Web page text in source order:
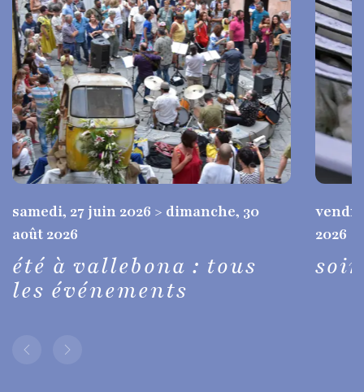
samedi, 27 juin 2026 > dimanche, 30
août 2026
été à vallebona : tous
les événements
2026